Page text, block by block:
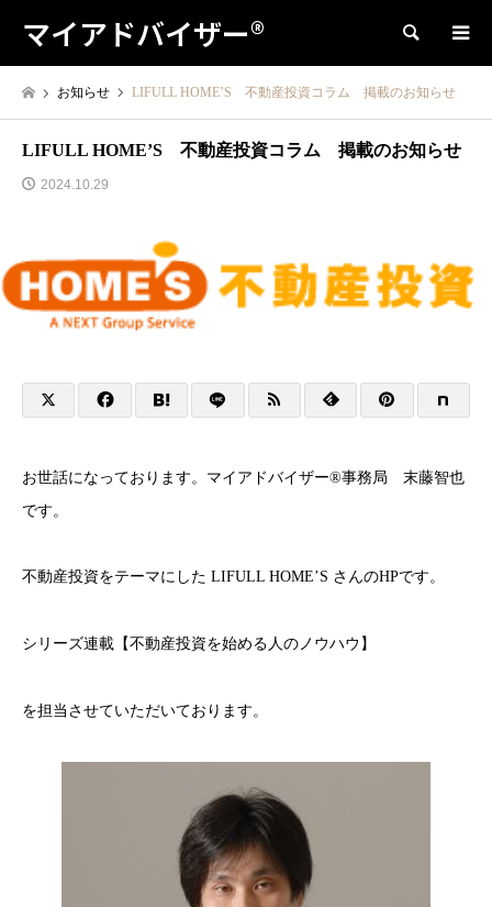
マイアドバイザー® 検索
お知らせ LIFULL HOME’S 不動産投資コラム 掲載のお知らせ
LIFULL HOME’S 不動産投資コラム 掲載のお知らせ
2024.10.29
お世話になっております。マイアドバイザー®事務局 末藤智也
です。
不動産投資をテーマにした LIFULL HOME’S さんのHPです。
シリーズ連載【不動産投資を始める人のノウハウ】
を担当させていただいております。